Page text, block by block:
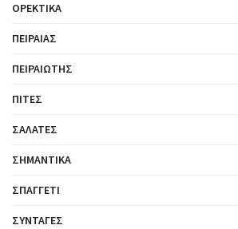
ΟΡΕΚΤΙΚΆ
ΠΕΙΡΑΙΆΣ
ΠΕΙΡΑΙΏΤΗΣ
ΠΊΤΕΣ
ΣΑΛΆΤΕΣ
ΣΗΜΑΝΤΙΚΆ
ΣΠΑΓΓΈΤΙ
ΣΥΝΤΑΓΈΣ